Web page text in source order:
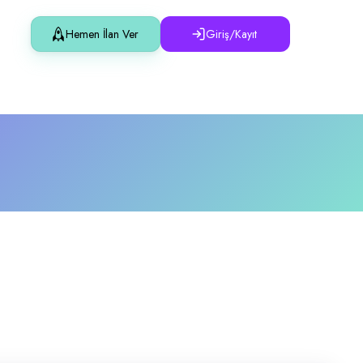
Hemen İlan Ver Giriş/Kayıt